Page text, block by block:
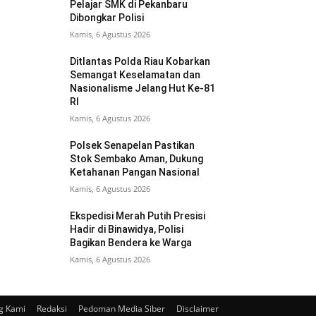
Pelajar SMK di Pekanbaru
Dibongkar Polisi
Kamis, 6 Agustus 2026
Ditlantas Polda Riau Kobarkan
Semangat Keselamatan dan
Nasionalisme Jelang Hut Ke-81
RI
Kamis, 6 Agustus 2026
Polsek Senapelan Pastikan
Stok Sembako Aman, Dukung
Ketahanan Pangan Nasional
Kamis, 6 Agustus 2026
Ekspedisi Merah Putih Presisi
Hadir di Binawidya, Polisi
Bagikan Bendera ke Warga
Kamis, 6 Agustus 2026
Kami Redaksi Pedoman Media Siber Disclaimer